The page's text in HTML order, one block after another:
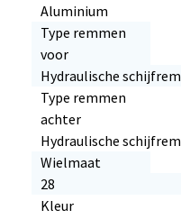
Aluminium
Type remmen
voor
Hydraulische schijfrem
Type remmen
achter
Hydraulische schijfrem
Wielmaat
28
Kleur